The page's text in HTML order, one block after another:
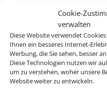
Cookie-
verwalten
Diese Website verwendet
Ihnen ein besseres Internet-
Werbung, die Sie sehen, besser
Diese Technologien nutzen wir
um zu verstehen, woher unsere
Website weiter zu entwickeln.
Rufen